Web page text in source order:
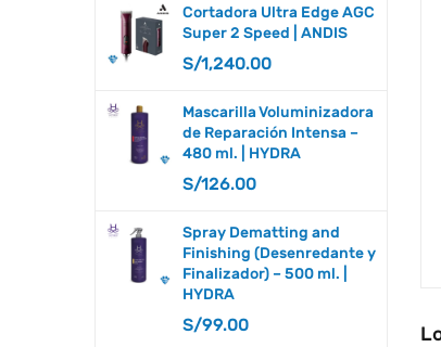
LIMADORAS
LIMPIEZA
CORTADORAS
MASCARILLAS
OTROS COMPLEMENTOS
PEINES
PEINETAS - RECALCES
Cortadora Ultra Edge AGC
Super 2 Speed | ANDIS
S/1,240.00
Mascarilla Voluminizadora
de Reparación Intensa –
480 ml. | HYDRA
S/126.00
Spray Dematting and
Finishing (Desenredante y
Finalizador) – 500 ml. |
HYDRA
S/99.00